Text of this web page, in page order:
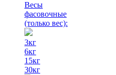
Весы
фасовочные
(только вес):
3кг
6кг
15кг
30кг